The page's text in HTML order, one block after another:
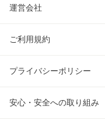
運営会社
ご利用規約
プライバシーポリシー
安心・安全への取り組み